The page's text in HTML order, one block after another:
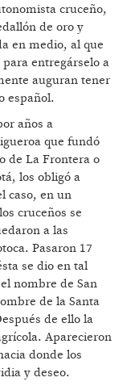
cruceño,
de oro y
en medio, al que
entregárselo a
auguran tener
español.
años a
que fundó
de La Frontera o
los obligó a
caso, en un
cruceños se
a las
Pasaron 17
se dio en tal
nombre de San
de la Santa
de ello la
Aparecieron
donde los
y deseo.